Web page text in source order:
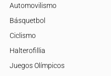
Automovilismo
Básquetbol
Ciclismo
Halterofillia
Juegos Olímpicos